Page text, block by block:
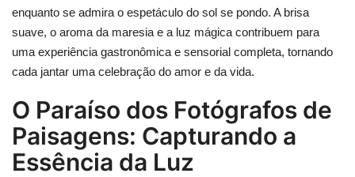
enquanto se admira o espetáculo do sol se pondo. A brisa
suave, o aroma da maresia e a luz mágica contribuem para
uma experiência gastronômica e sensorial completa, tornando
cada jantar uma celebração do amor e da vida.
O Paraíso dos Fotógrafos de
Paisagens: Capturando a
Essência da Luz